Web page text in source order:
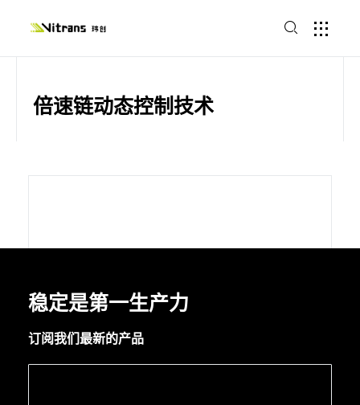
倍速链动态控制技术
稳定是第一生产力
订阅我们最新的产品